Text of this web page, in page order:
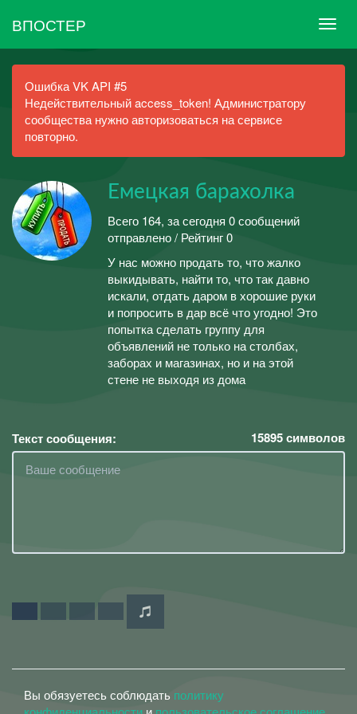
ВПОСТЕР
Ошибка VK API #5
Недействительный access_token! Администратору
сообщества нужно авторизоваться на сервисе
повторно.
Емецкая барахолка
Всего 164, за сегодня 0 сообщений
отправлено / Рейтинг 0
У нас можно продать то, что жалко
выкидывать, найти то, что так давно
искали, отдать даром в хорошие руки
и попросить в дар всё что угодно! Это
попытка сделать группу для
объявлений не только на столбах,
заборах и магазинах, но и на этой
стене не выходя из дома
Текст сообщения: 15895символов
Вы обязуетесь соблюдать политику